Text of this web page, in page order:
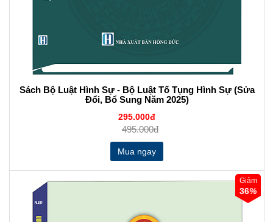
Sách Bộ Luật Hình Sự - Bộ Luật Tố Tụng Hình Sự (Sửa
Đổi, Bổ Sung Năm 2025)
295.000đ
495.000đ
Giảm
36%